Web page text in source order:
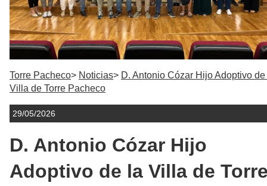
Torre Pacheco Noticias
D. Antonio Cózar Hijo Adoptivo
Villa de Torre Pacheco
29/05/2026
D. Antonio Cózar Hijo
Adoptivo de la Villa de